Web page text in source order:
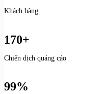
Khách hàng
170+
Chiến dịch quảng cáo
99%